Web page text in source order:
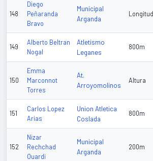
148
Diego
Peñaranda
Bravo
Municipal
Arganda
Longitud
149
Alberto Beltran
Nogal
Atletismo
Leganes
800m
150
Emma
Marconnot
Torres
At.
Arroyomolinos
Altura
151
Carlos Lopez
Arias
Union Atletica
Coslada
800m
152
Nizar
Rechchad
Ouardi
Municipal
Arganda
200m